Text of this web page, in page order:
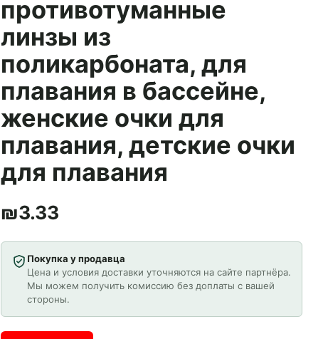
противотуманные
линзы из
поликарбоната, для
плавания в бассейне,
женские очки для
плавания, детские очки
для плавания
₪3.33
Покупка у продавца
Цена и условия доставки уточняются на сайте партнёра.
Мы можем получить комиссию без доплаты с вашей
стороны.